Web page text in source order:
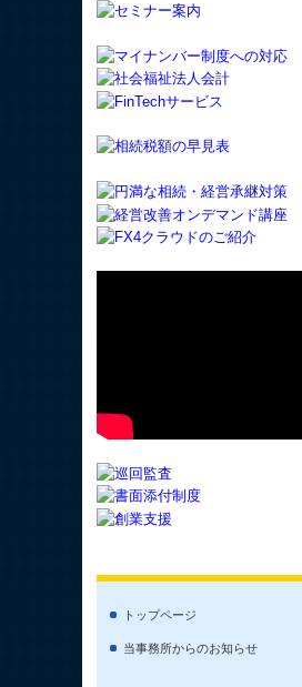
トップページ
当事務所からのお知らせ